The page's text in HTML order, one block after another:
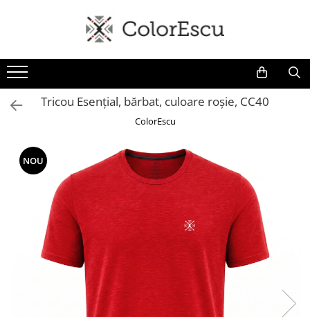
Toate produsele
Tricouri
Tricouri bărbați
Tricouri damă
Tricouri polo
Tricouri sport tehnice
Bluze si hanorace
Bluze si hanorace bărbați
Bluze si hanorace damă
Bluze de trening | Bluze tehnice
Tricou Esențial, bărbat, culoare roșie, CC40
ColorEscu
NOU